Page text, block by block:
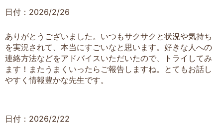
日付：2026/2/26
ありがとうございました。いつもサクサクと状況や気持ち
を実況されて、本当にすごいなと思います。好きな人への
連絡方法などをアドバイスいただいたので、トライしてみ
ます！またうまくいったらご報告しますね。とてもお話し
やすく情報豊かな先生です。
日付：2026/2/22